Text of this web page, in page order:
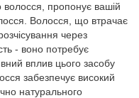
пропонує вашій
Волосся, що втрачає
через
- воно потребує
вплив цього засобу
забезпечує високий
натурального